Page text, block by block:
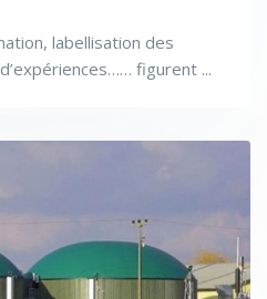
labellisation des
figurent ...